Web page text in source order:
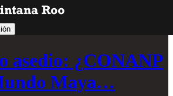
asedio: ¿CONANP
Maya…